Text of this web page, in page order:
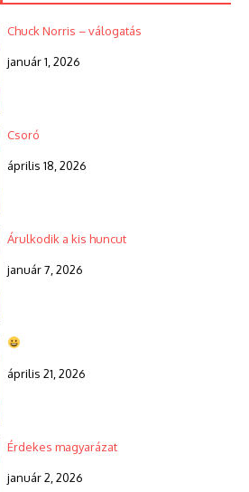
Chuck Norris – válogatás
január 1, 2026
Csoró
április 18, 2026
Árulkodik a kis huncut
január 7, 2026
április 21, 2026
Érdekes magyarázat
január 2, 2026